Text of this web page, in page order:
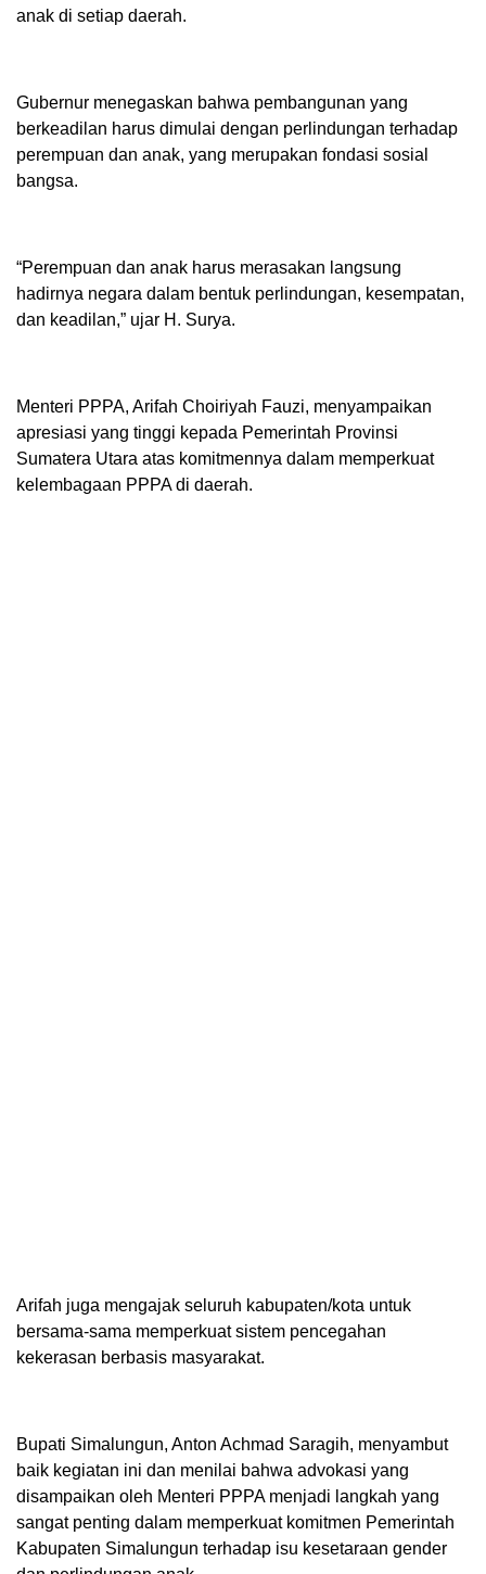
anak di setiap daerah.
Gubernur menegaskan bahwa pembangunan yang
berkeadilan harus dimulai dengan perlindungan terhadap
perempuan dan anak, yang merupakan fondasi sosial
bangsa.
“Perempuan dan anak harus merasakan langsung
hadirnya negara dalam bentuk perlindungan, kesempatan,
dan keadilan,” ujar H. Surya.
Menteri PPPA, Arifah Choiriyah Fauzi, menyampaikan
apresiasi yang tinggi kepada Pemerintah Provinsi
Sumatera Utara atas komitmennya dalam memperkuat
kelembagaan PPPA di daerah.
Arifah juga mengajak seluruh kabupaten/kota untuk
bersama-sama memperkuat sistem pencegahan
kekerasan berbasis masyarakat.
Bupati Simalungun, Anton Achmad Saragih, menyambut
baik kegiatan ini dan menilai bahwa advokasi yang
disampaikan oleh Menteri PPPA menjadi langkah yang
sangat penting dalam memperkuat komitmen Pemerintah
Kabupaten Simalungun terhadap isu kesetaraan gender